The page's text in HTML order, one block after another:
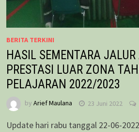
BERITA TERKINI
HASIL SEMENTARA
PRESTASI LUAR ZONA
PELAJARAN 2022/2023
by Arief Maulana 23 Juni 2022
Update hari rabu tanggal 22-06-2022